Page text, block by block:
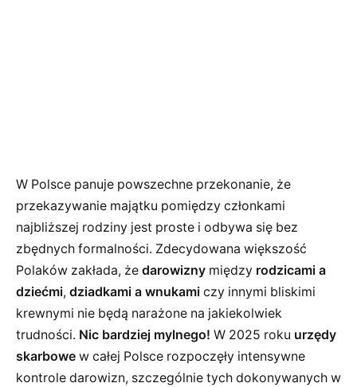
W Polsce panuje powszechne przekonanie, że
przekazywanie majątku pomiędzy członkami
najbliższej rodziny jest proste i odbywa się bez
zbędnych formalności. Zdecydowana większość
Polaków zakłada, że darowizny między rodzicami a
dziećmi, dziadkami a wnukami czy innymi bliskimi
krewnymi nie będą narażone na jakiekolwiek
trudności. Nic bardziej mylnego! W 2025 roku urzędy
skarbowe w całej Polsce rozpoczęły intensywne
kontrole darowizn, szczególnie tych dokonywanych w